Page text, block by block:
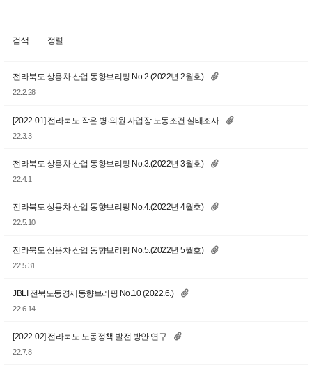
검색 정렬
전라북도 상용차 산업 동향브리핑 No.2.(2022년 2월호)
22.2.28
[2022-01] 전라북도 작은 병·의원 사업장 노동조건 실태조사
22.3.3
전라북도 상용차 산업 동향브리핑 No.3.(2022년 3월호)
22.4.1
전라북도 상용차 산업 동향브리핑 No.4.(2022년 4월호)
22.5.10
전라북도 상용차 산업 동향브리핑 No.5.(2022년 5월호)
22.5.31
JBLI 전북노동경제동향브리핑 No.10 (2022.6.)
22.6.14
[2022-02] 전라북도 노동정책 발전 방안 연구
22.7.8